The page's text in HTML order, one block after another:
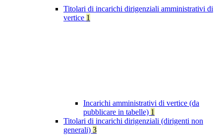
Titolari di incarichi dirigenziali amministrativi di
vertice 1
Incarichi amministrativi di vertice (da
pubblicare in tabelle) 1
Titolari di incarichi dirigenziali (dirigenti non
generali) 3